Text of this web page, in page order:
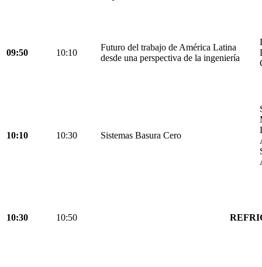
09:50 10:10
Futuro del trabajo de América Latina
desde una perspectiva de la ingeniería
10:10 10:30 Sistemas Basura Cero
10:30 10:50